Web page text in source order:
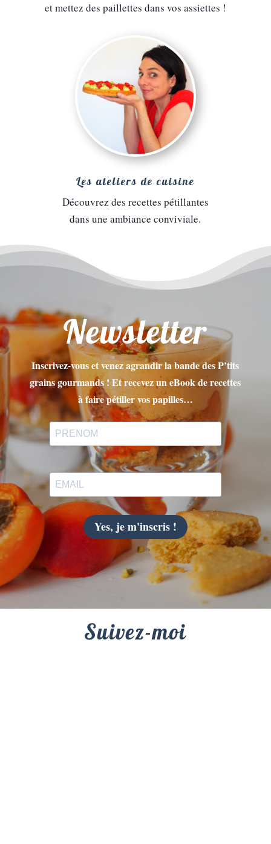
et mettez des paillettes dans vos assiettes !
Les ateliers de cuisine
Découvrez des recettes pétillantes
dans une ambiance conviviale.
Newsletter
Inscrivez-vous et venez agrandir la bande des P’tits
grains gourmands ! Et recevez un eBook de recettes
à faire pétiller vos papilles…
Yes, je m'inscris !
Suivez-moi